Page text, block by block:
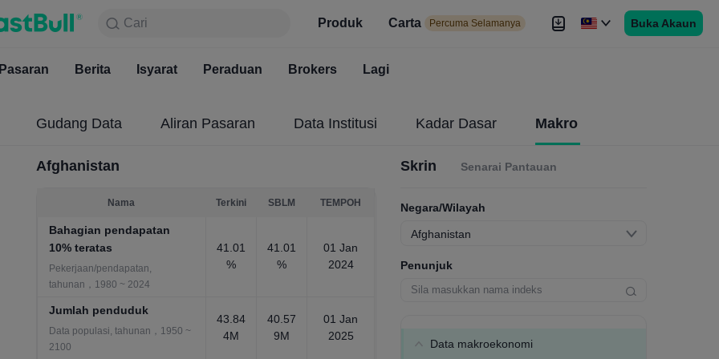
Cari Produk Carta Percuma Selamanya
Pasaran Berita Isyarat Peraduan
Buka Akaun
Cari
Percuma Selamanya
Berita Isyarat Peraduan Brokers Lagi
Gudang Data Aliran Pasaran Data Institusi Kadar Dasar Makro
Afghanistan
Nama Terkini SBLM TEMPOH
Bahagian pendapatan
10% teratas
Pekerjaan/pendapatan,
tahunan，1980 ~ 2024
41.01
%
41.01
%
01 Jan
2024
Jumlah penduduk
Data populasi, tahunan，1950 ~
2100
43.84
4M
40.57
9M
01 Jan
2025
Skrin Senarai Pantauan
Negara/Wilayah
Afghanistan
Penunjuk
Data makroekonomi